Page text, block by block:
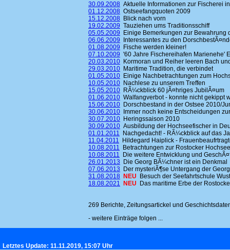
30.09.2008 Aktuelle Informationen zur Fischerei
01.12.2008 Ostseefangquoten 2009
15.12.2008 Blick nach vorn
19.02.2009 Tauziehen ums Traditionsschiff
05.05.2009 Einige Bemerkungen zur Bewahrung
06.06.2009 Interessantes zu den
01.08.2009 Fische werden kleiner!
07.10.2009 '60 Jahre Fischereihafen Marienehe'
20.03.2010 Kormoran und Reiher leeren Bach
29.03.2010 Maritime Tradition, die verbindet
01.05.2010 Einige Nachbetrachtungen zum
10.05.2010 Nachlese zu unserem Treffen
15.05.2010 RÃ¼ckblick 60 jÃ¤hriges JubilÃ¤um
01.06.2010 Walfangverbot - konnte nicht gekippt
15.06.2010 Dorschbestand in der Ostsee 2010/
30.06.2010 Immer noch keine Entscheidungen
30.07.2010 Heringssaison 2010
30.09.2010 Ausbildung der Hochseefischer in
01.01.2011 Nachgedacht! - RÃ¼ckblick auf das
11.04.2011 Hildegard Haiplick -
10.08.2011 Betrachtungen zur Rostocker
10.08.2011 Die weitere Entwicklung und
26.01.2013 Die Georg BÃ¼chner ist ein Denkmal
07.06.2013 Der mysteriÃ¶se Untergang der
31.08.2018 NEU Besuch der Seefahrtschule
18.08.2021
NEU Das maritime Erbe der
269 Berichte, Zeitungsartickel und
- weitere Einträge folgen ...
Letztes Update: 11.11.2019, 15:07 Uhr